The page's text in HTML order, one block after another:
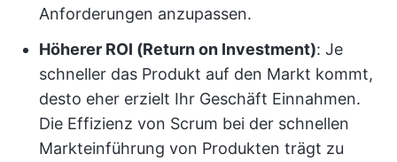
Anforderungen anzupassen.
Höherer ROI (Return on Investment): Je
schneller das Produkt auf den Markt kommt,
desto eher erzielt Ihr Geschäft Einnahmen.
Die Effizienz von Scrum bei der schnellen
Markteinführung von Produkten trägt zu